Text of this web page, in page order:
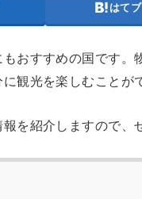
はてブ
おすすめの国です。
観光を楽しむことが
を紹介しますので、